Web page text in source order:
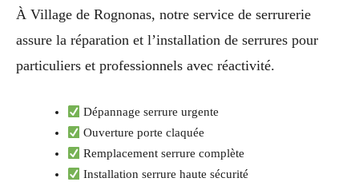
À Village de Rognonas, notre service de serrurerie
assure la réparation et l’installation de serrures pour
particuliers et professionnels avec réactivité.
Dépannage serrure urgente
Ouverture porte claquée
Remplacement serrure complète
Installation serrure haute sécurité